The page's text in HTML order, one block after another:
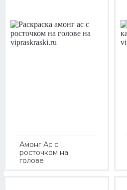
Амонг Ас с
росточком на
голове